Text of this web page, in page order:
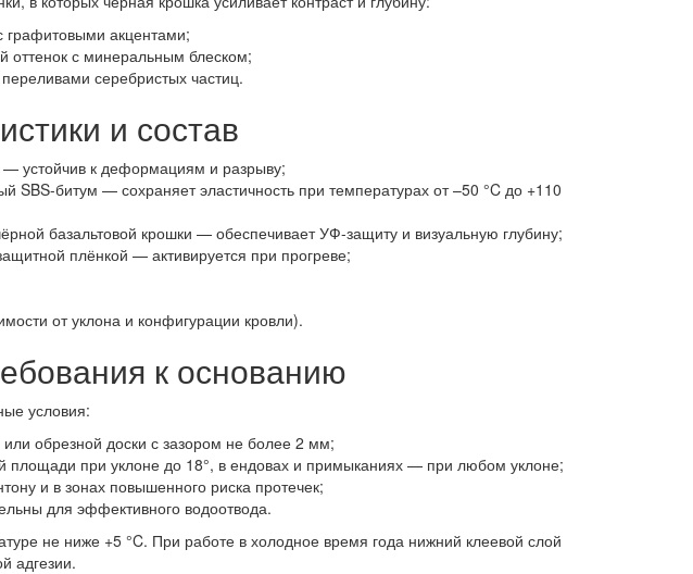
графитовыми акцентами;
с минеральным блеском;
серебристых частиц.
и состав
— устойчив к деформациям и разрыву;
SBS-битум — сохраняет эластичность при температурах от –50 °C до +110
базальтовой крошки — обеспечивает УФ-защиту и визуальную глубину;
плёнкой — активируется при прогреве;
от уклона и конфигурации кровли).
к основанию
условия:
обрезной доски с зазором не более 2 мм;
при уклоне до 18°, в ендовах и примыканиях — при любом уклоне;
и в зонах повышенного риска протечек;
для эффективного водоотвода.
не ниже +5 °C. При работе в холодное время года нижний клеевой слой
адгезии.